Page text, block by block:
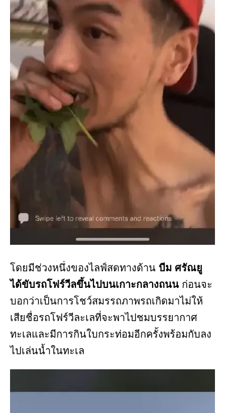
โดยมีช่วงหนึ่งของไลฟ์สดทางด้าน บีม ศรัณยู
ได้ขับรถโฟร์วีลขึ้นไปบนเกาะกลางถนน ก่อนจะ
บอกว่าเป็นการโชว์สมรรถภาพรถเกิดมาไม่ให้
เสียชื่อรถโฟร์วีละเลที่จะพาไปชมบรรยากาศ
ทะเลและมีการกินใบกระท่อมอีกครั้งพร้อมกับลง
ไปเล่นน้ำในทะเล